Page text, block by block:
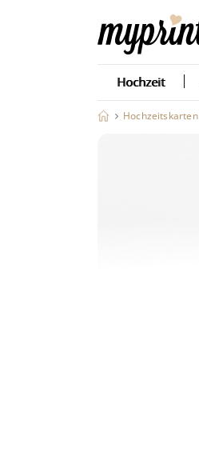
Hochzeit
Hochzeitskarten